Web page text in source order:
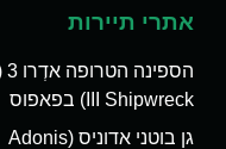
אתרי תיירות
III Shipwreck) בפאפוס
גן בוטני אדוניס (Adonis